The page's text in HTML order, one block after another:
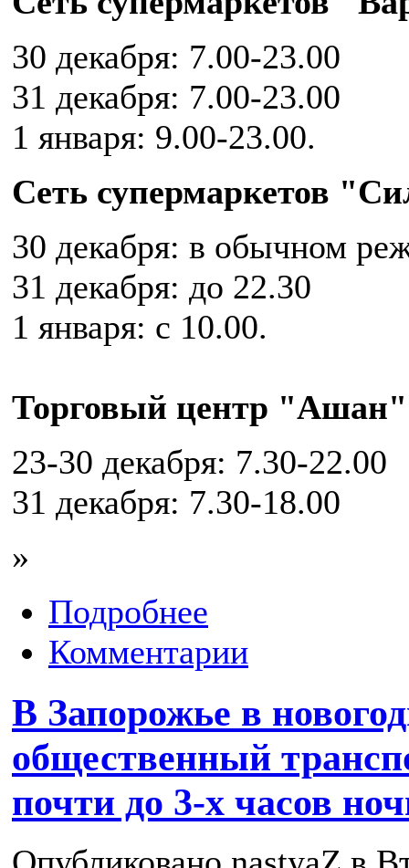
30 декабря: 7.00-23.00
31 декабря: 7.00-23.00
1 января: 9.00-23.00.
Сеть супермаркетов
30 декабря: в обычном
31 декабря: до 22.30
1 января: с 10.00.
Торговый центр "Ашан"
23-30 декабря: 7.30-22.00
31 декабря: 7.30-18.00
»
Подробнее
Комментарии
В Запорожье в
общественный
почти до 3-х часов